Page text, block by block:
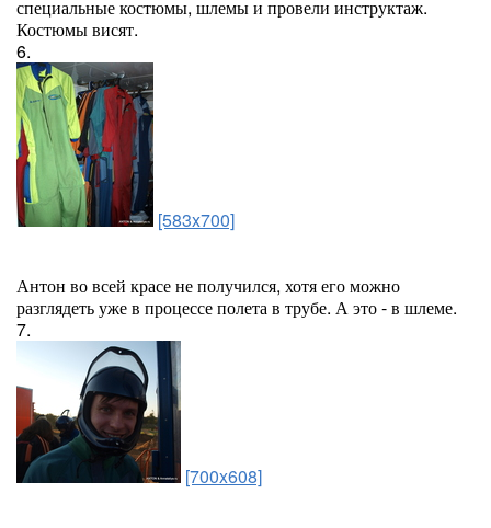
специальные костюмы, шлемы и провели инструктаж.
Костюмы висят.
6.
[583x700]
Антон во всей красе не получился, хотя его можно
разглядеть уже в процессе полета в трубе. А это - в шлеме.
7.
[700x608]